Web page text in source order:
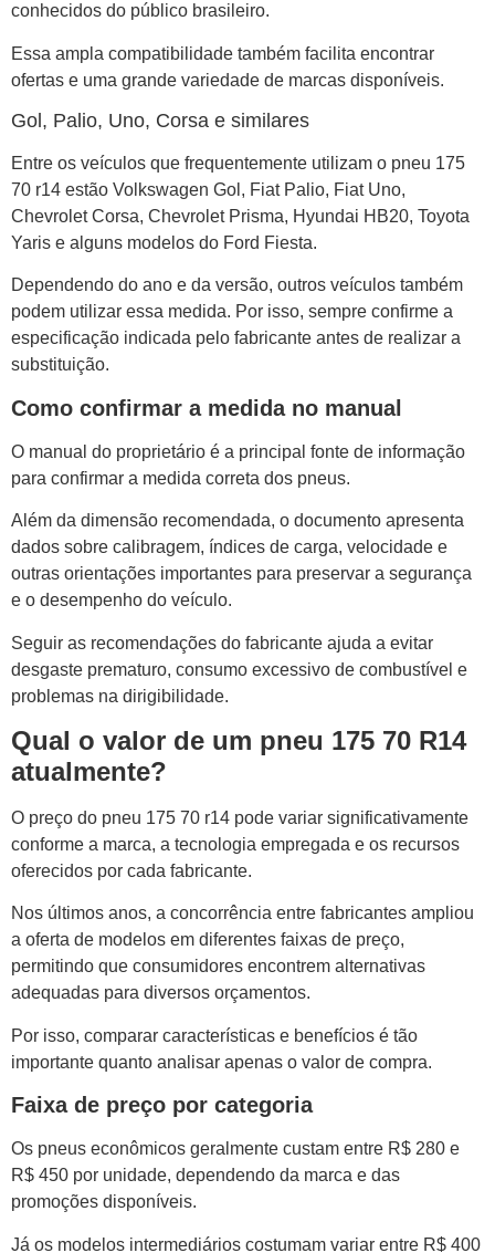
conhecidos do público brasileiro.
Essa ampla compatibilidade também facilita encontrar
ofertas e uma grande variedade de marcas disponíveis.
Gol, Palio, Uno, Corsa e similares
Entre os veículos que frequentemente utilizam o pneu 175
70 r14 estão Volkswagen Gol, Fiat Palio, Fiat Uno,
Chevrolet Corsa, Chevrolet Prisma, Hyundai HB20, Toyota
Yaris e alguns modelos do Ford Fiesta.
Dependendo do ano e da versão, outros veículos também
podem utilizar essa medida. Por isso, sempre confirme a
especificação indicada pelo fabricante antes de realizar a
substituição.
Como confirmar a medida no manual
O manual do proprietário é a principal fonte de informação
para confirmar a medida correta dos pneus.
Além da dimensão recomendada, o documento apresenta
dados sobre calibragem, índices de carga, velocidade e
outras orientações importantes para preservar a segurança
e o desempenho do veículo.
Seguir as recomendações do fabricante ajuda a evitar
desgaste prematuro, consumo excessivo de combustível e
problemas na dirigibilidade.
Qual o valor de um pneu 175 70 R14
atualmente?
O preço do pneu 175 70 r14 pode variar significativamente
conforme a marca, a tecnologia empregada e os recursos
oferecidos por cada fabricante.
Nos últimos anos, a concorrência entre fabricantes ampliou
a oferta de modelos em diferentes faixas de preço,
permitindo que consumidores encontrem alternativas
adequadas para diversos orçamentos.
Por isso, comparar características e benefícios é tão
importante quanto analisar apenas o valor de compra.
Faixa de preço por categoria
Os pneus econômicos geralmente custam entre R$ 280 e
R$ 450 por unidade, dependendo da marca e das
promoções disponíveis.
Já os modelos intermediários costumam variar entre R$ 400